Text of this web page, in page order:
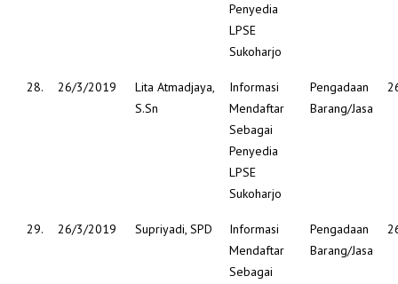
Penyedia
LPSE
Sukoharjo
28. 26/3/2019
Lita Atmadjaya,
S.Sn
Informasi
Mendaftar
Sebagai
Penyedia
LPSE
Sukoharjo
Pengadaan
Barang/Jasa
29. 26/3/2019 Supriyadi, SPD
Informasi
Mendaftar
Sebagai
Pengadaan
Barang/Jasa